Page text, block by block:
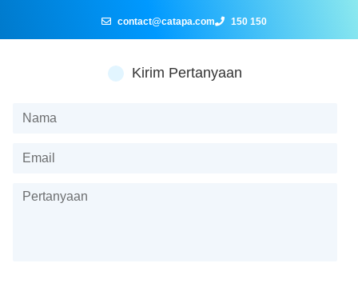
contact@catapa.com 150 150
Kirim Pertanyaan